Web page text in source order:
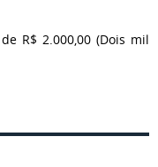
R$ 2.000,00 (Dois mil